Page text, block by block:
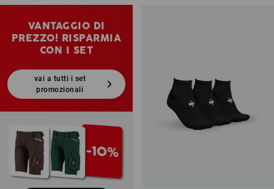
VANTAGGIO DI
PREZZO! RISPARMIA
CON I SET
vai a tutti i set
promozionali